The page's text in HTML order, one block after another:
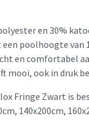
en 30%
poolhoogte van
en comfortabel
mooi, ook in druk
Fringe Zwart is
140x200cm,